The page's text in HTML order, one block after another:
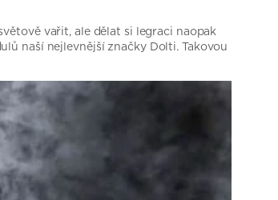
vařit, ale dělat si legraci naopak
naší nejlevnější značky Dolti. Takovou